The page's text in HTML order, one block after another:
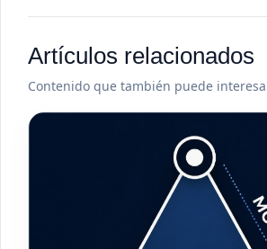
Artículos relacionados
Contenido que también puede